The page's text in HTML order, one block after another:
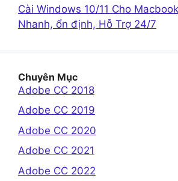
Cài Windows 10/11 Cho
Nhanh, ổn định, Hỗ Trợ 24/7
Chuyên Mục
Adobe CC 2018
Adobe CC 2019
Adobe CC 2020
Adobe CC 2021
Adobe CC 2022